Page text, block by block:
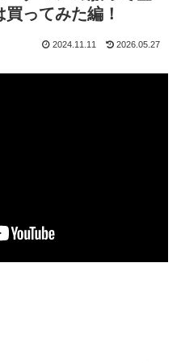
ってみた編！
2024.11.11 2026.05.27